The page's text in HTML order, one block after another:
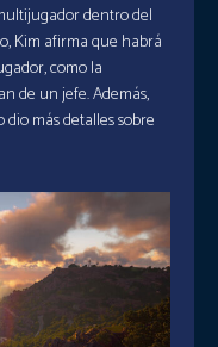
dentro del
Kim afirma que habrá
como la
de un jefe. Además,
más detalles sobre